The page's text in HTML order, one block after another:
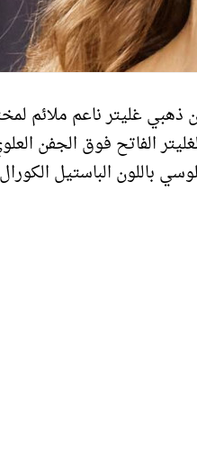
غليتر ناعم ملائم
الفاتح فوق الجفن
باللون الباستيل